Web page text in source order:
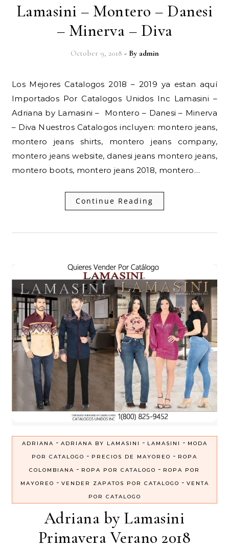
Lamasini – Montero – Danesi
– Minerva – Diva
October 9, 2018 - By admin
Los Mejores Catalogos 2018 – 2019 ya estan aquí
Importados Por Catalogos Unidos Inc Lamasini –
Adriana by Lamasini – Montero – Danesi – Minerva
– Diva Nuestros Catalogos incluyen: montero jeans,
montero jeans shirts, montero jeans company,
montero jeans website, danesi jeans montero jeans,
montero boots, montero jeans 2018, montero…
Continue Reading
ADRIANA - ADRIANA BY LAMASINI - LAMASINI - MODA
POR CATALOGO - PRECIOS DE MAYOREO - ROPA
COLOMBIANA - ROPA POR CATALOGO - ROPA POR
MAYOREO - VENDER ZAPATOS POR CATALOGO - VENTA
POR CATALOGO
Adriana by Lamasini
Primavera Verano 2018